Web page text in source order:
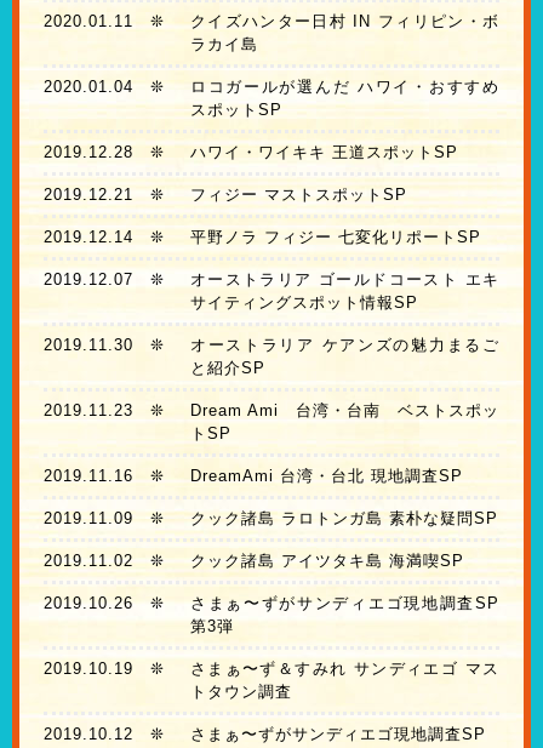
2020.01.11❊
クイズハンター日村 IN フィリピン・ボ
ラカイ島
2020.01.04 ❊
ロコガールが選んだ ハワイ・おすすめ
スポットSP
2019.12.28 ❊ ハワイ・ワイキキ 王道スポットSP
2019.12.21 ❊ フィジー マストスポットSP
2019.12.14 ❊ 平野ノラ フィジー 七変化リポートSP
2019.12.07 ❊
オーストラリア ゴールドコースト エキ
サイティングスポット情報SP
2019.11.30 ❊
オーストラリア ケアンズの魅力まるご
と紹介SP
2019.11.23 ❊
Dream Ami 台湾・台南 ベストスポッ
トSP
2019.11.16 ❊ DreamAmi 台湾・台北 現地調査SP
2019.11.09❊ クック諸島 ラロトンガ島 素朴な疑問SP
2019.11.02❊ クック諸島 アイツタキ島 海満喫SP
2019.10.26❊
さまぁ〜ずがサンディエゴ現地調査SP
第3弾
2019.10.19 ❊
さまぁ〜ず＆すみれ サンディエゴ マス
トタウン調査
2019.10.12 ❊ さまぁ〜ずがサンディエゴ現地調査SP